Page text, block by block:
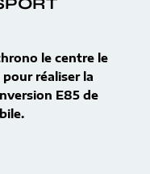
le centre le
réaliser la
E85 de